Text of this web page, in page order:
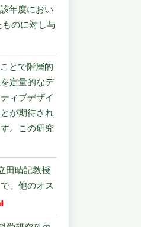
年度におい
のに対し与
とで階層的
定量的なデ
ィブデザイ
が期待され
。この研究
⽥晴記教授
、他のオス